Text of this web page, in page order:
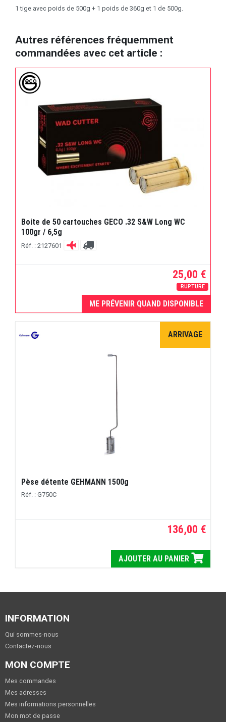
1 tige avec poids de 500g + 1 poids de 360g et 1 de 500g.
Autres références fréquemment
commandées avec cet article :
Boite de 50 cartouches GECO .32 S&W Long WC
100gr / 6,5g
Réf. : 2127601
25,00 €
RUPTURE
ME PRÉVENIR QUAND DISPONIBLE
ARRIVAGE
Pèse détente GEHMANN 1500g
Réf. : G750C
136,00 €
AJOUTER AU PANIER
INFORMATION
Qui sommes-nous
Contactez-nous
MON COMPTE
Mes commandes
Mes adresses
Mes informations personnelles
Mon mot de passe